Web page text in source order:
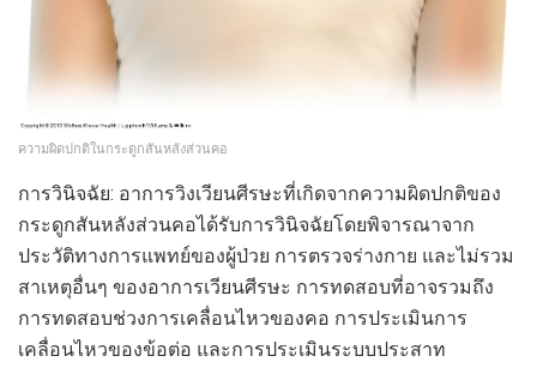
ความผิดปกติในกระดูกสันหลังส่วนคอ
การวินิจฉัย: อาการวิงเวียนศีรษะที่เกิดจากความผิดปกติของ
กระดูกสันหลังส่วนคอได้รับการวินิจฉัยโดยพิจารณาจาก
ประวัติทางการแพทย์ของผู้ป่วย การตรวจร่างกาย และไม่รวม
สาเหตุอื่นๆ ของอาการเวียนศีรษะ การทดสอบที่อาจรวมถึง
การทดสอบช่วงการเคลื่อนไหวของคอ การประเมินการ
เคลื่อนไหวของข้อต่อ และการประเมินระบบประสาท